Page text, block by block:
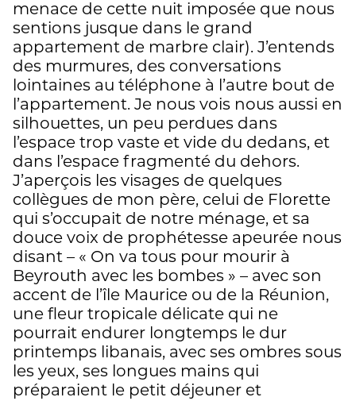
menace de cette nuit imposée que nous
sentions jusque dans le grand
appartement de marbre clair). J’entends
des murmures, des conversations
lointaines au téléphone à l’autre bout de
l’appartement. Je nous vois nous aussi en
silhouettes, un peu perdues dans
l’espace trop vaste et vide du dedans, et
dans l’espace fragmenté du dehors.
J’aperçois les visages de quelques
collègues de mon père, celui de Florette
qui s’occupait de notre ménage, et sa
douce voix de prophétesse apeurée nous
disant – « On va tous pour mourir à
Beyrouth avec les bombes » – avec son
accent de l’île Maurice ou de la Réunion,
une fleur tropicale délicate qui ne
pourrait endurer longtemps le dur
printemps libanais, avec ses ombres sous
les yeux, ses longues mains qui
préparaient le petit déjeuner et